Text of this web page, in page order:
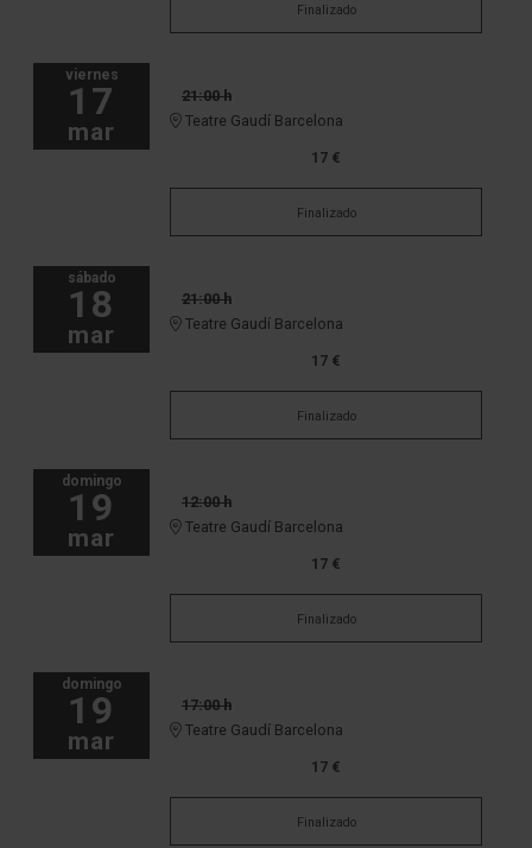
Finalizado
viernes
17
mar
21:00 h
Teatre Gaudí Barcelona
17 €
Finalizado
sábado
18
mar
21:00 h
Teatre Gaudí Barcelona
17 €
Finalizado
domingo
19
mar
12:00 h
Teatre Gaudí Barcelona
17 €
Finalizado
domingo
19
mar
17:00 h
Teatre Gaudí Barcelona
17 €
Finalizado